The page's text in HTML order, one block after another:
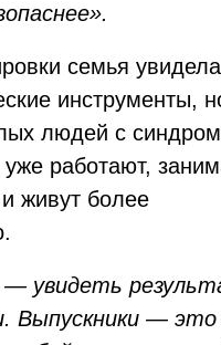
семья
инструменты,
людей с
работают,
живут более
— увидеть
Выпускники —